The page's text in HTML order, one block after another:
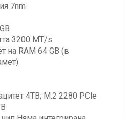
7nm
3200 MT/s
на RAM 64 GB (в
4TB; M.2 2280 PCle